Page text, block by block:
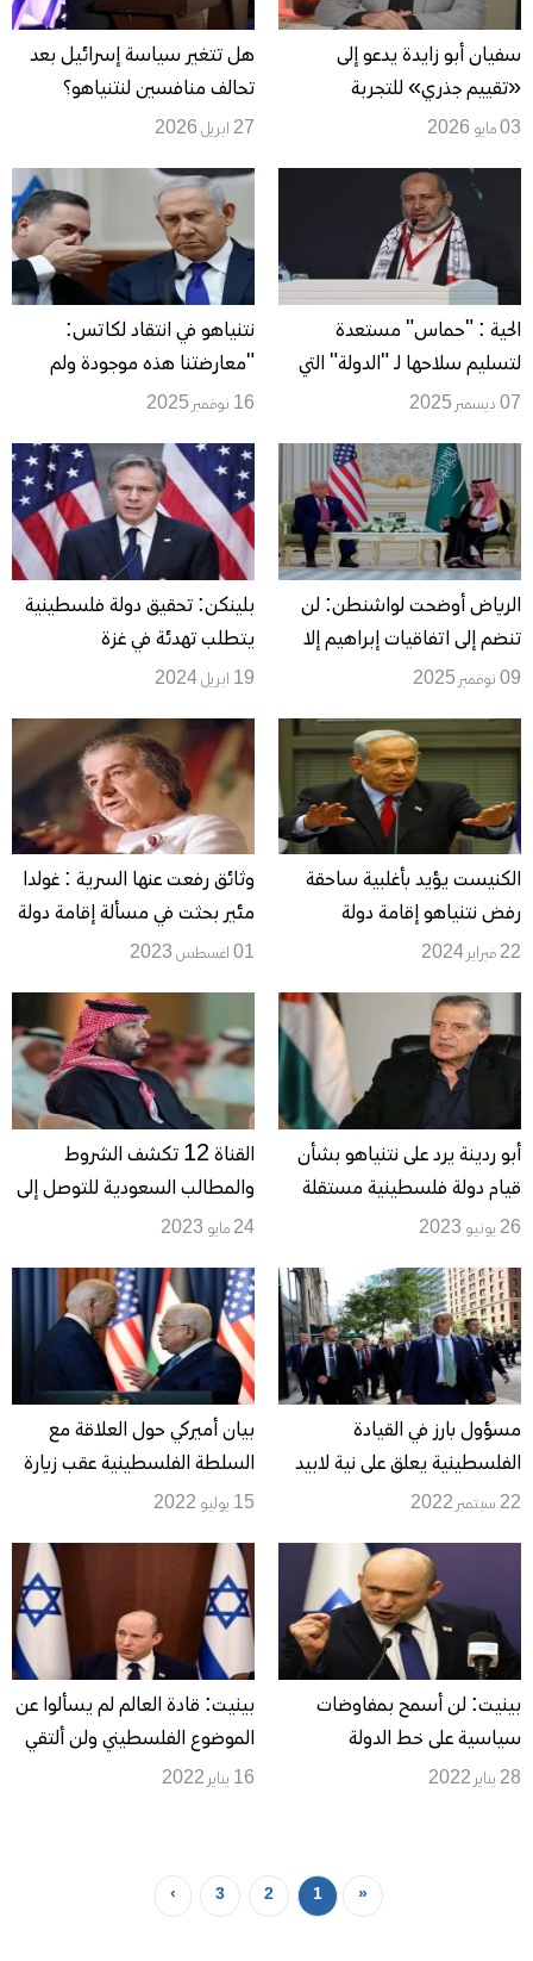
سفيان أبو زايدة يدعو إلى
«تقييم جذري» للتجربة
الفلسطينية: التنظيمات فشلت
03 مايو 2026
هل تتغير سياسة إسرائيل بعد
تحالف منافسين لنتنياهو؟
27 ابريل 2026
الحية : "حماس" مستعدة
لتسليم سلاحها لـ "الدولة" التي
ستدير القطاع مستقبلا
07 ديسمبر 2025
نتنياهو في انتقاد لكاتس:
"معارضتنا هذه موجودة ولم
تتغير"
16 نوفمبر 2025
الرياض أوضحت لواشنطن: لن
تنضم إلى اتفاقيات إبراهيم إلا
بوضع خارطة طريق لإقامة دولة
09 نوفمبر 2025
بلينكن: تحقيق دولة فلسطينية
يتطلب تهدئة في غزة
19 ابريل 2024
الكنيست يؤيد بأغلبية ساحقة
رفض نتنياهو إقامة دولة
فلسطينية "من جانب واحد"
22 فبراير 2024
وثائق رفعت عنها السرية : غولدا
مئير بحثت في مسألة إقامة دولة
فلسطينية
01 اغسطس 2023
أبو ردينة يرد على نتنياهو بشأن
قيام دولة فلسطينية مستقلة
26 يونيو 2023
القناة 12 تكشف الشروط
والمطالب السعودية للتوصل إلى
اتفاق مع إسرائيل
24 مايو 2023
مسؤول بارز في القيادة
الفلسطينية يعلق على نية لابيد
الاعلان عن دعم حل الدولتين
22 سبتمبر 2022
بيان أميركي حول العلاقة مع
السلطة الفلسطينية عقب زيارة
الرئيس بايدن إلى بيت لحم
15 يوليو 2022
بينيت: لن أسمح بمفاوضات
سياسية على خط الدولة
الفلسطينية
28 يناير 2022
بينيت: قادة العالم لم يسألوا عن
الموضوع الفلسطيني ولن ألتقي
مع أبو مازن
16 يناير 2022
«
1
2
3
›